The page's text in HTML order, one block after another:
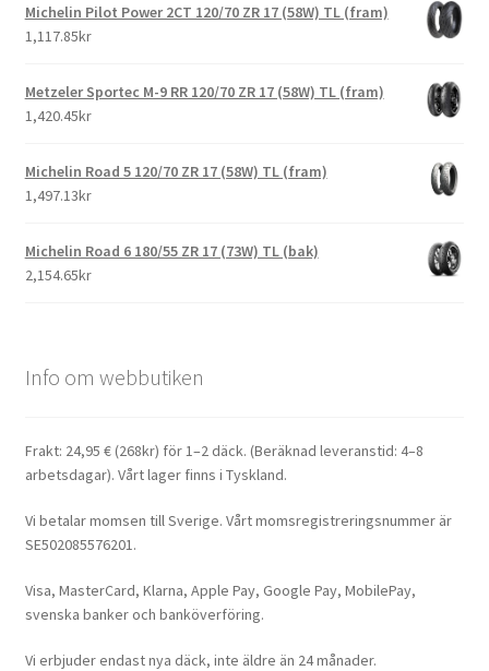
Michelin Pilot Power 2CT 120/70 ZR 17 (58W) TL (fram)
1,117.85kr
Metzeler Sportec M-9 RR 120/70 ZR 17 (58W) TL (fram)
1,420.45kr
Michelin Road 5 120/70 ZR 17 (58W) TL (fram)
1,497.13kr
Michelin Road 6 180/55 ZR 17 (73W) TL (bak)
2,154.65kr
Info om webbutiken
Frakt: 24,95 € (268kr) för 1–2 däck. (Beräknad leveranstid: 4–8
arbetsdagar). Vårt lager finns i Tyskland.
Vi betalar momsen till Sverige. Vårt momsregistreringsnummer är
SE502085576201.
Visa, MasterCard, Klarna, Apple Pay, Google Pay, MobilePay,
svenska banker och banköverföring.
Vi erbjuder endast nya däck, inte äldre än 24 månader.